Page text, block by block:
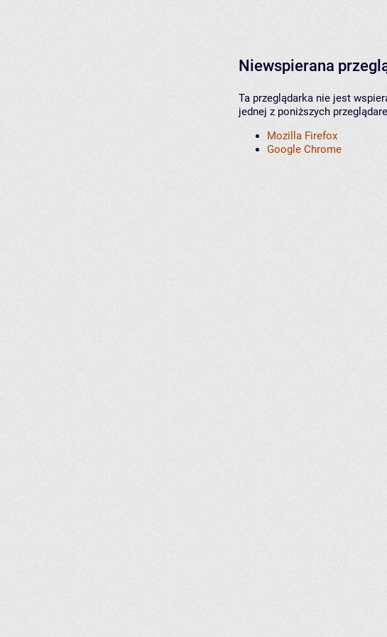
Niewspierana
Ta przeglądarka nie jest
jednej z poniższych
Mozilla Firefox
Google Chrome